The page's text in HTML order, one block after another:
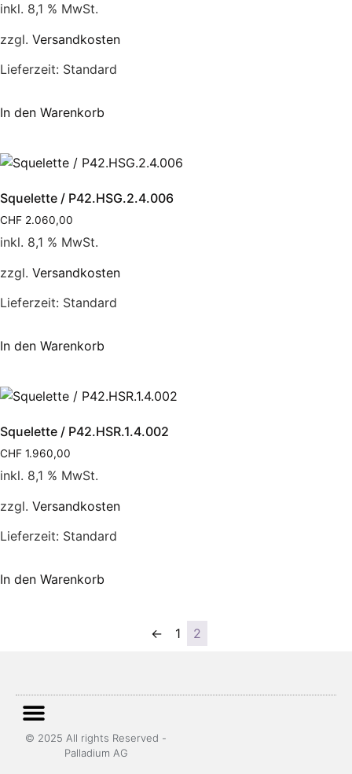
inkl. 8,1 % MwSt.
zzgl. Versandkosten
Lieferzeit: Standard
In den Warenkorb
Squelette / P42.HSG.2.4.006
CHF 2.060,00
inkl. 8,1 % MwSt.
zzgl. Versandkosten
Lieferzeit: Standard
In den Warenkorb
Squelette / P42.HSR.1.4.002
CHF 1.960,00
inkl. 8,1 % MwSt.
zzgl. Versandkosten
Lieferzeit: Standard
In den Warenkorb
← 1 2
© 2025 All rights Reserved -
Palladium AG